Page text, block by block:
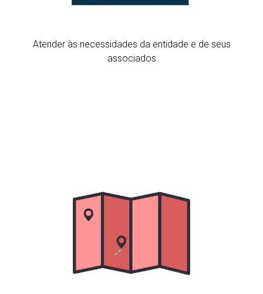
Atender às necessidades da entidade e de seus
associados